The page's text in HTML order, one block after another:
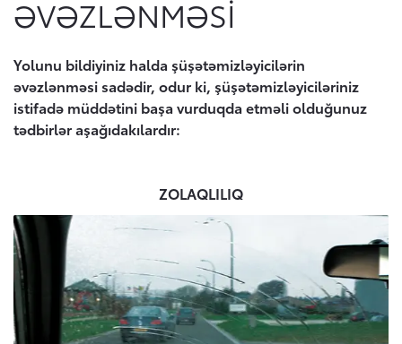
ƏVƏZLƏNMƏSI
Yolunu bildiyiniz halda şüşətəmizləyicilərin
əvəzlənməsi sadədir, odur ki, şüşətəmizləyiciləriniz
istifadə müddətini başa vurduqda etməli olduğunuz
tədbirlər aşağıdakılardır:
ZOLAQLILIQ